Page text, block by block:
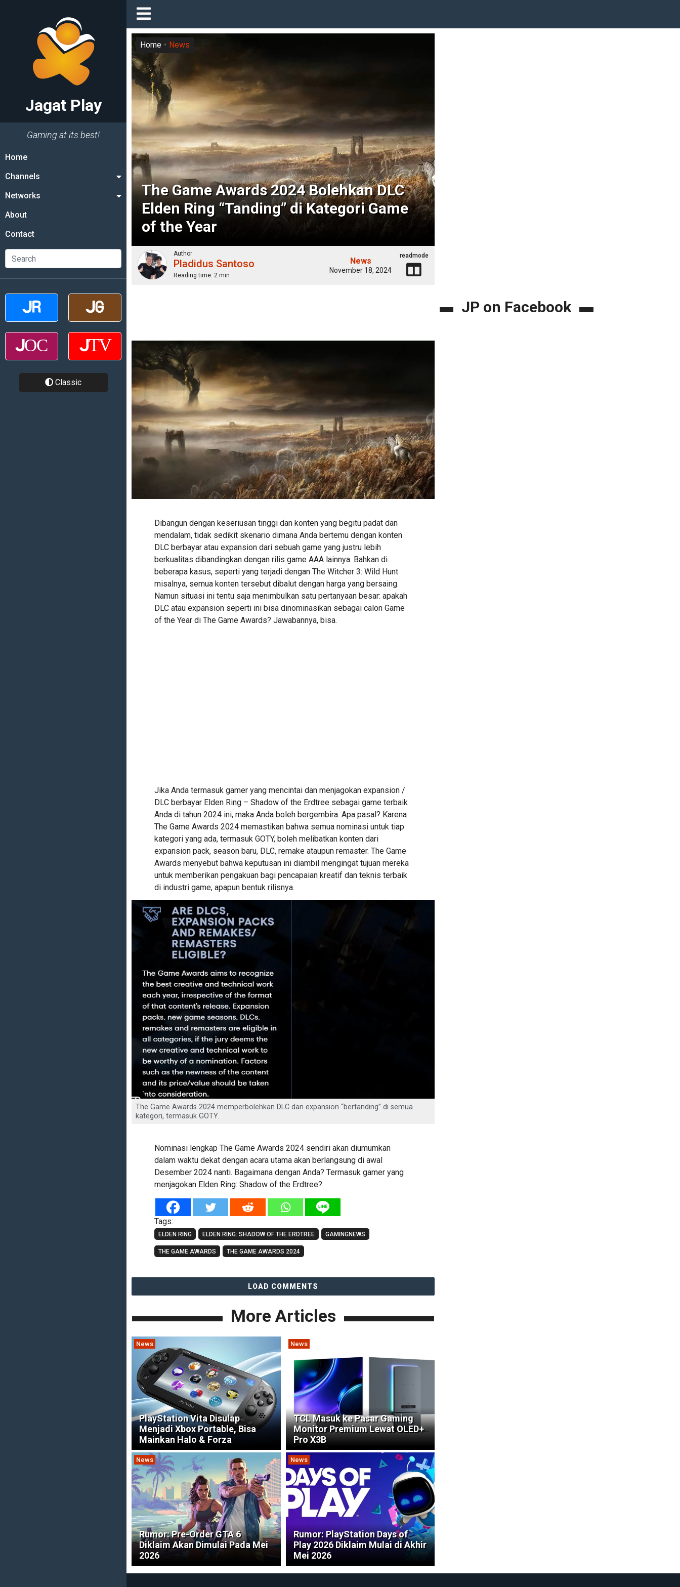
Jagat Play
Gaming at its best!
Home
Channels
Networks
About
Contact
Classic
The Game Awards 2024 Bolehkan DLC
Elden Ring “Tanding” di Kategori Game
of the Year
Home News
Author
Pladidus Santoso
Reading time: 2 min
News
November 18, 2024
readmode
Dibangun dengan keseriusan tinggi dan konten yang begitu padat dan
mendalam, tidak sedikit skenario dimana Anda bertemu dengan konten
DLC berbayar atau expansion dari sebuah game yang justru lebih
berkualitas dibandingkan dengan rilis game AAA lainnya. Bahkan di
beberapa kasus, seperti yang terjadi dengan The Witcher 3: Wild Hunt
misalnya, semua konten tersebut dibalut dengan harga yang bersaing.
Namun situasi ini tentu saja menimbulkan satu pertanyaan besar: apakah
DLC atau expansion seperti ini bisa dinominasikan sebagai calon Game
of the Year di The Game Awards? Jawabannya, bisa.
Jika Anda termasuk gamer yang mencintai dan menjagokan expansion /
DLC berbayar Elden Ring – Shadow of the Erdtree sebagai game terbaik
Anda di tahun 2024 ini, maka Anda boleh bergembira. Apa pasal? Karena
The Game Awards 2024 memastikan bahwa semua nominasi untuk tiap
kategori yang ada, termasuk GOTY, boleh melibatkan konten dari
expansion pack, season baru, DLC, remake ataupun remaster. The Game
Awards menyebut bahwa keputusan ini diambil mengingat tujuan mereka
untuk memberikan pengakuan bagi pencapaian kreatif dan teknis terbaik
di industri game, apapun bentuk rilisnya.
The Game Awards 2024 memperbolehkan DLC dan expansion “bertanding” di semua
kategori, termasuk GOTY.
Nominasi lengkap The Game Awards 2024 sendiri akan diumumkan
dalam waktu dekat dengan acara utama akan berlangsung di awal
Desember 2024 nanti. Bagaimana dengan Anda? Termasuk gamer yang
menjagokan Elden Ring: Shadow of the Erdtree?
Tags:
ELDEN RING ELDEN RING: SHADOW OF THE ERDTREE GAMINGNEWS
THE GAME AWARDS THE GAME AWARDS 2024
LOAD COMMENTS
More Articles
News
PlayStation Vita Disulap
Menjadi Xbox Portable, Bisa
Mainkan Halo & Forza
News
TCL Masuk ke Pasar Gaming
Monitor Premium Lewat OLED+
Pro X3B
News
Rumor: Pre-Order GTA 6
Diklaim Akan Dimulai Pada Mei
2026
News
Rumor: PlayStation Days of
Play 2026 Diklaim Mulai di Akhir
Mei 2026
JP on Facebook